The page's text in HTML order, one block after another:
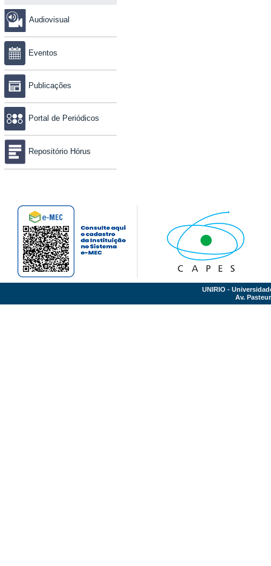
Audiovisual
Eventos
Publicações
Portal de Periódicos
Repositório Hórus
UNIRIO -
Av.